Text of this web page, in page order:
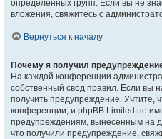
определённых групп. Если вы не
вложения, свяжитесь с
Вернуться к началу
Почему я получил
На каждой конференции
собственный свод правил. Если вы
получить предупреждение. Учтите,
конференции, и phpBB Limited не
предупреждениям, вынесенным на
что получили предупреждение,